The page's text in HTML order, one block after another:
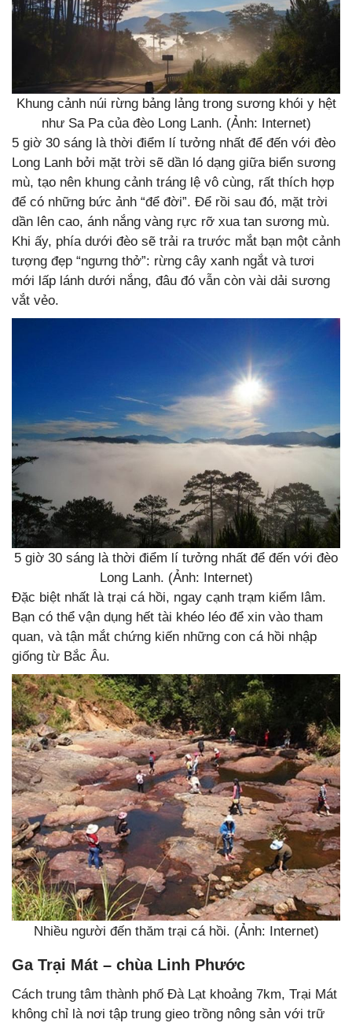
Khung cảnh núi rừng bảng lảng trong sương khói y hệt
như Sa Pa của đèo Long Lanh. (Ảnh: Internet)
5 giờ 30 sáng là thời điểm lí tưởng nhất để đến với đèo
Long Lanh bởi mặt trời sẽ dần ló dạng giữa biển sương
mù, tạo nên khung cảnh tráng lệ vô cùng, rất thích hợp
để có những bức ảnh “để đời”. Để rồi sau đó, mặt trời
dần lên cao, ánh nắng vàng rực rỡ xua tan sương mù.
Khi ấy, phía dưới đèo sẽ trải ra trước mắt bạn một cảnh
tượng đẹp “ngưng thở”: rừng cây xanh ngắt và tươi
mới lấp lánh dưới nắng, đâu đó vẫn còn vài dải sương
vắt vẻo.
5 giờ 30 sáng là thời điểm lí tưởng nhất để đến với đèo
Long Lanh. (Ảnh: Internet)
Đặc biệt nhất là trại cá hồi, ngay cạnh trạm kiểm lâm.
Bạn có thể vận dụng hết tài khéo léo để xin vào tham
quan, và tận mắt chứng kiến những con cá hồi nhập
giống từ Bắc Âu.
Nhiều người đến thăm trại cá hồi. (Ảnh: Internet)
Ga Trại Mát – chùa Linh Phước
Cách trung tâm thành phố Đà Lạt khoảng 7km, Trại Mát
không chỉ là nơi tập trung gieo trồng nông sản với trữ